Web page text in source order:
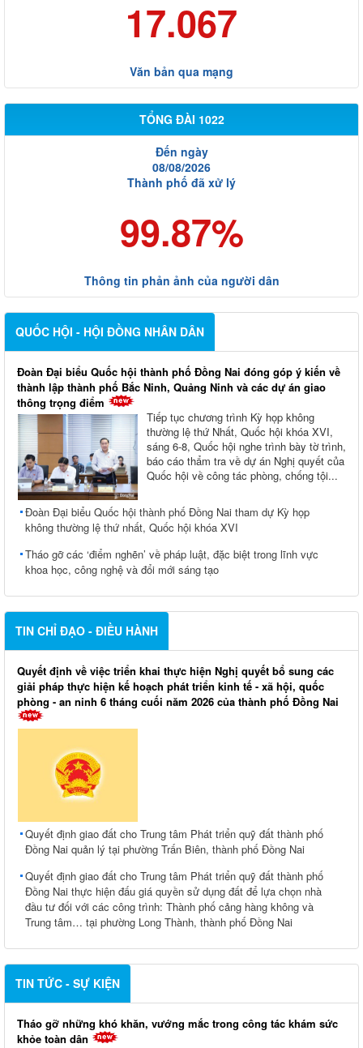
17.067
Văn bản qua mạng
TỔNG ĐÀI 1022
Đến ngày
08/08/2026
Thành phố đã xử lý
99.87%
Thông tin phản ảnh của người dân
QUỐC HỘI - HỘI ĐỒNG NHÂN DÂN
Đoàn Đại biểu Quốc hội thành phố Đồng Nai đóng góp ý kiến về
thành lập thành phố Bắc Ninh, Quảng Ninh và các dự án giao
thông trọng điểm
Tiếp tục chương trình Kỳ họp không
thường lệ thứ Nhất, Quốc hội khóa XVI,
sáng 6-8, Quốc hội nghe trình bày tờ trình,
báo cáo thẩm tra về dự án Nghị quyết của
Quốc hội về công tác phòng, chống tội...
Đoàn Đại biểu Quốc hội thành phố Đồng Nai tham dự Kỳ họp
không thường lệ thứ nhất, Quốc hội khóa XVI
Tháo gỡ các ‘điểm nghẽn’ về pháp luật, đặc biệt trong lĩnh vực
khoa học, công nghệ và đổi mới sáng tạo
TIN CHỈ ĐẠO - ĐIỀU HÀNH
Quyết định về việc triển khai thực hiện Nghị quyết bổ sung các
giải pháp thực hiện kế hoạch phát triển kinh tế - xã hội, quốc
phòng - an ninh 6 tháng cuối năm 2026 của thành phố Đồng Nai
Quyết định giao đất cho Trung tâm Phát triển quỹ đất thành phố
Đồng Nai quản lý tại phường Trấn Biên, thành phố Đồng Nai
Quyết định giao đất cho Trung tâm Phát triển quỹ đất thành phố
Đồng Nai thực hiện đấu giá quyền sử dụng đất để lựa chọn nhà
đầu tư đối với các công trình: Thành phố cảng hàng không và
Trung tâm… tại phường Long Thành, thành phố Đồng Nai
TIN TỨC - SỰ KIỆN
Tháo gỡ những khó khăn, vướng mắc trong công tác khám sức
khỏe toàn dân